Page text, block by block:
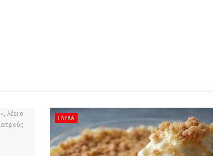
ΓΛΥΚΆ